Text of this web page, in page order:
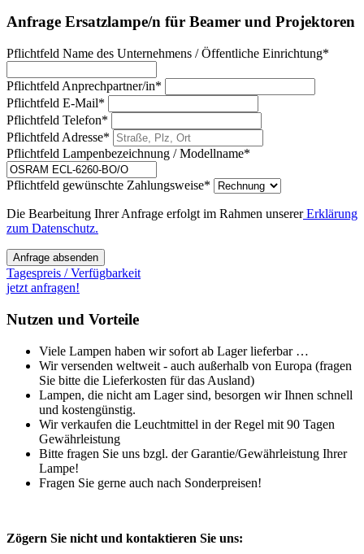
Anfrage Ersatzlampe/n für Beamer und Projektoren
Pflichtfeld Name des Unternehmens / Öffentliche Einrichtung*
Pflichtfeld Anprechpartner/in*
Pflichtfeld E-Mail*
Pflichtfeld Telefon*
Pflichtfeld Adresse*
Pflichtfeld Lampenbezeichnung / Modellname*
Pflichtfeld gewünschte Zahlungsweise*
Die Bearbeitung Ihrer Anfrage erfolgt im Rahmen unsererErklärung
zum Datenschutz.
Anfrage absenden
Tagespreis / Verfügbarkeit
jetzt anfragen!
Nutzen und Vorteile
Viele Lampen haben wir sofort ab Lager lieferbar …
Wir versenden weltweit - auch außerhalb von Europa (fragen
Sie bitte die Lieferkosten für das Ausland)
Lampen, die nicht am Lager sind, besorgen wir Ihnen schnell
und kostengünstig.
Wir verkaufen die Leuchtmittel in der Regel mit 90 Tagen
Gewährleistung
Bitte fragen Sie uns bzgl. der Garantie/Gewährleistung Ihrer
Lampe!
Fragen Sie gerne auch nach Sonderpreisen!
Zögern Sie nicht und kontaktieren Sie uns: